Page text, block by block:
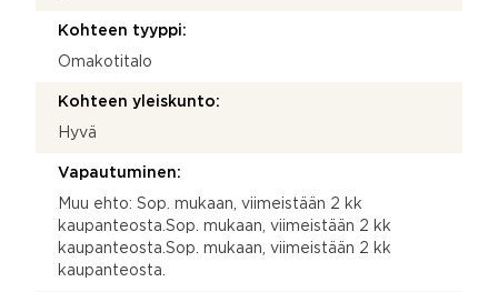
Kohteen tyyppi:
Omakotitalo
Kohteen yleiskunto:
Hyvä
Vapautuminen:
Muu ehto: Sop. mukaan, viimeistään 2 kk
kaupanteosta.Sop. mukaan, viimeistään 2 kk
kaupanteosta.Sop. mukaan, viimeistään 2 kk
kaupanteosta.